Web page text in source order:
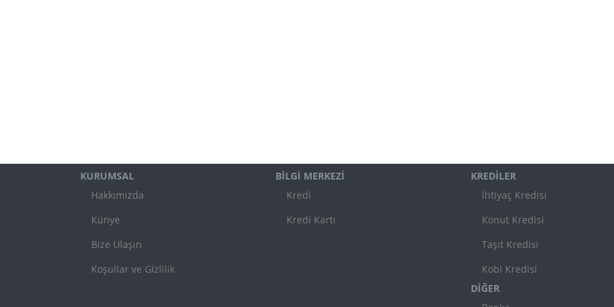
KURUMSAL
Hakkımızda
Künye
Bize Ulaşın
Koşullar ve Gizlilik
BİLGİ MERKEZİ
Kredi
Kredi Kartı
KREDİLER
İhtiyaç Kredisi
Konut Kredisi
Taşıt Kredisi
Kobi Kredisi
DİĞER